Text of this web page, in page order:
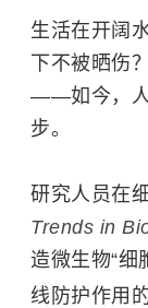
生活在开阔
下不被晒伤
——如今，人
步。
研究人员在
Trends in
造微生物“细
线防护作用